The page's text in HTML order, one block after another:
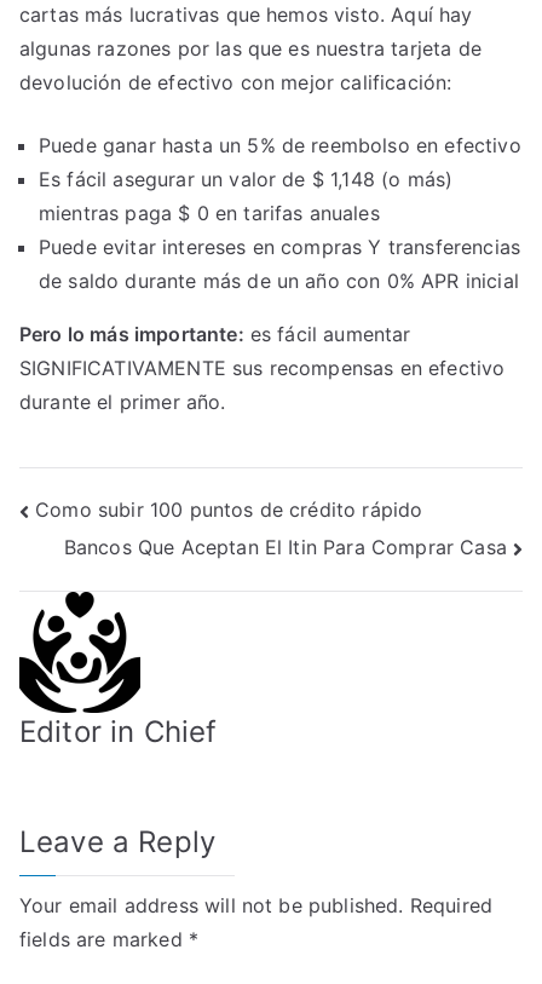
cartas más lucrativas que hemos visto. Aquí hay
algunas razones por las que es nuestra tarjeta de
devolución de efectivo con mejor calificación:
Puede ganar hasta un 5% de reembolso en efectivo
Es fácil asegurar un valor de $ 1,148 (o más)
mientras paga $ 0 en tarifas anuales
Puede evitar intereses en compras Y transferencias
de saldo durante más de un año con 0% APR inicial
Pero lo más importante: es fácil aumentar
SIGNIFICATIVAMENTE sus recompensas en efectivo
durante el primer año.
Post
navigation
Como subir 100 puntos de crédito rápido
Bancos Que Aceptan El Itin Para Comprar Casa
Editor in Chief
Leave a Reply
Your email address will not be published. Required
fields are marked *